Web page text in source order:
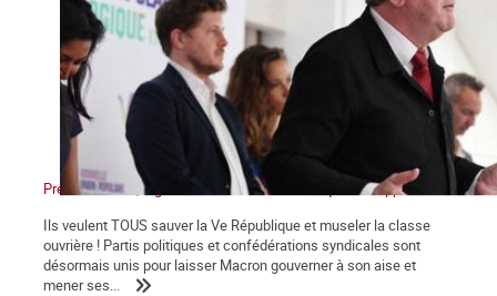
Présidentielles, législatives : Non au front unique des appareils !
Ils veulent TOUS sauver la Ve République et museler la classe
ouvrière ! Partis politiques et confédérations syndicales sont
désormais unis pour laisser Macron gouverner à son aise et
mener ses...